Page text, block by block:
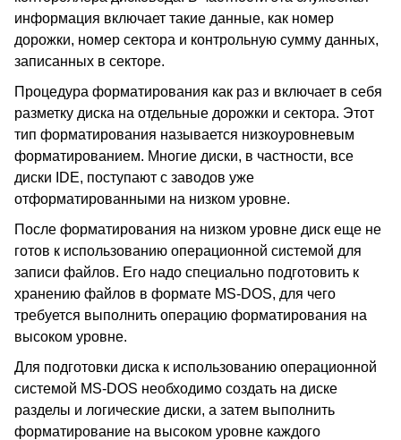
информация включает такие данные, как номер
дорожки, номер сектора и контрольную сумму данных,
записанных в секторе.
Процедура форматирования как раз и включает в себя
разметку диска на отдельные дорожки и сектора. Этот
тип форматирования называется низкоуровневым
форматированием. Многие диски, в частности, все
диски IDE, поступают с заводов уже
отформатированными на низком уровне.
После форматирования на низком уровне диск еще не
готов к использованию операционной системой для
записи файлов. Его надо специально подготовить к
хранению файлов в формате MS-DOS, для чего
требуется выполнить операцию форматирования на
высоком уровне.
Для подготовки диска к использованию операционной
системой MS-DOS необходимо создать на диске
разделы и логические диски, а затем выполнить
форматирование на высоком уровне каждого